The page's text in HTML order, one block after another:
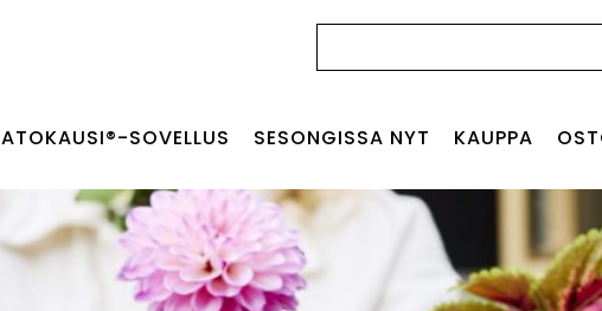
SOVELLUS SESONGISSA NYT KAUPPA